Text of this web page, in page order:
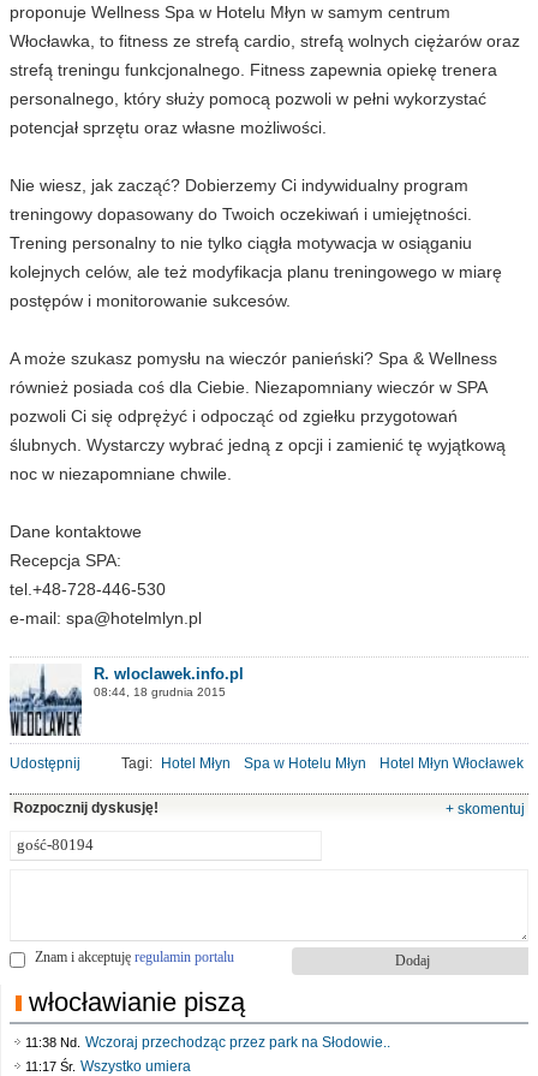
proponuje Wellness Spa w Hotelu Młyn w samym centrum
Włocławka, to fitness ze strefą cardio, strefą wolnych ciężarów oraz
strefą treningu funkcjonalnego. Fitness zapewnia opiekę trenera
personalnego, który służy pomocą pozwoli w pełni wykorzystać
potencjał sprzętu oraz własne możliwości.
Nie wiesz, jak zacząć? Dobierzemy Ci indywidualny program
treningowy dopasowany do Twoich oczekiwań i umiejętności.
Trening personalny to nie tylko ciągła motywacja w osiąganiu
kolejnych celów, ale też modyfikacja planu treningowego w miarę
postępów i monitorowanie sukcesów.
A może szukasz pomysłu na wieczór panieński? Spa & Wellness
również posiada coś dla Ciebie. Niezapomniany wieczór w SPA
pozwoli Ci się odprężyć i odpocząć od zgiełku przygotowań
ślubnych. Wystarczy wybrać jedną z opcji i zamienić tę wyjątkową
noc w niezapomniane chwile.
Dane kontaktowe
Recepcja SPA:
tel.+48-728-446-530
e-mail: spa@hotelmlyn.pl
R. wloclawek.info.pl
08:44, 18 grudnia 2015
Udostępnij Tagi: Hotel Młyn Spa w Hotelu Młyn Hotel Młyn Włocławek
Rozpocznij dyskusję! + skomentuj
Znam i akceptuję regulamin portalu
włocławianie piszą
11:38 Nd. Wczoraj przechodząc przez park na Słodowie..
11:17 Śr. Wszystko umiera